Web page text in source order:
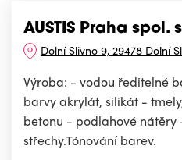
AUSTIS Praha spol.
Dolní Slivno 9, 29478 Dolní
Výroba: - vodou ředitelné
barvy akrylát, silikát -
betonu - podlahové
střechy.Tónování barev.